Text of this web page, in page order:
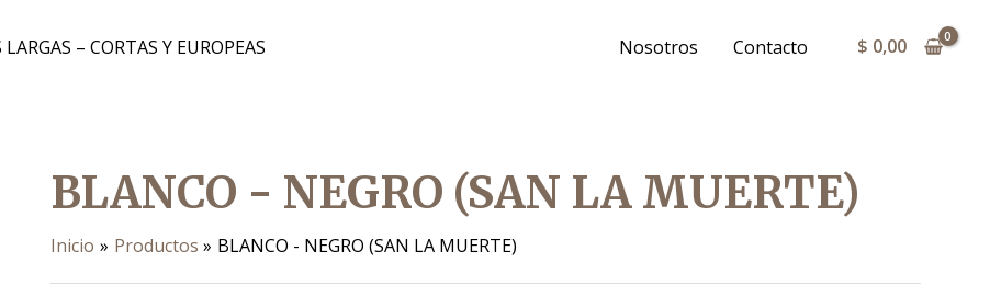
LARGAS – CORTAS Y EUROPEAS Nosotros Contacto $ 0,00
BLANCO - NEGRO (SAN LA MUERTE)
Inicio Productos BLANCO - NEGRO (SAN LA MUERTE)